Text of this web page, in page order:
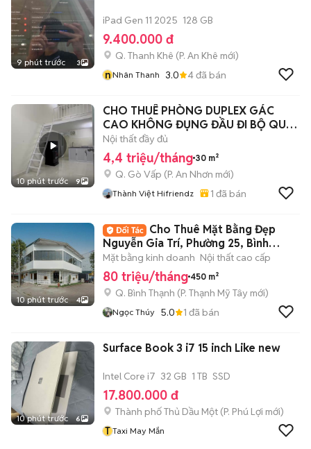
9 phút trước 3
iPad Gen 11 2025 128 GB
9.400.000 đ
Q. Thanh Khê (P. An Khê mới)
nNhân Thanh 3.0 4đã bán
10 phút trước 9
CHO THUÊ PHÒNG DUPLEX GÁC
CAO KHÔNG ĐỤNG ĐẦU ĐI BỘ QUA
IUH
Nội thất đầy đủ
4,4 triệu/tháng 30 m²
Q. Gò Vấp (P. An Nhơn mới)
Thành Việt Hifriendz 1 đã bán
10 phút trước 4
Cho Thuê Mặt Bằng Đẹp
Nguyễn Gia Trí, Phường 25, Bình
Thạn, DT:15x15m
Mặt bằng kinh doanh Nội thất cao cấp
80 triệu/tháng 450 m²
Q. Bình Thạnh (P. Thạnh Mỹ Tây mới)
Ngọc Thúy 5.0 1 đã bán
10 phút trước 6
Surface Book 3 i7 15 inch Like new
Intel Core i7 32 GB 1 TB SSD
17.800.000 đ
Thành phố Thủ Dầu Một (P. Phú Lợi mới)
T Taxi May Mắn